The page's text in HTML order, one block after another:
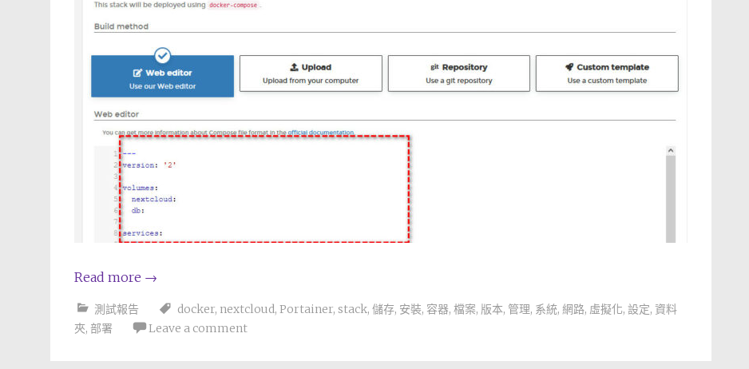
Read more →
測試報告 docker, nextcloud, Portainer, stack, 儲存, 安裝, 容器, 檔案, 版本, 管理, 系統, 網路, 虛擬化, 設定, 資料
夾, 部署 Leave a comment